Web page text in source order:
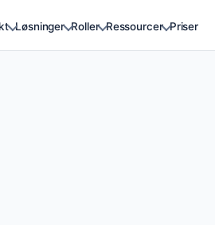
Løsninger Roller Ressourcer Priser